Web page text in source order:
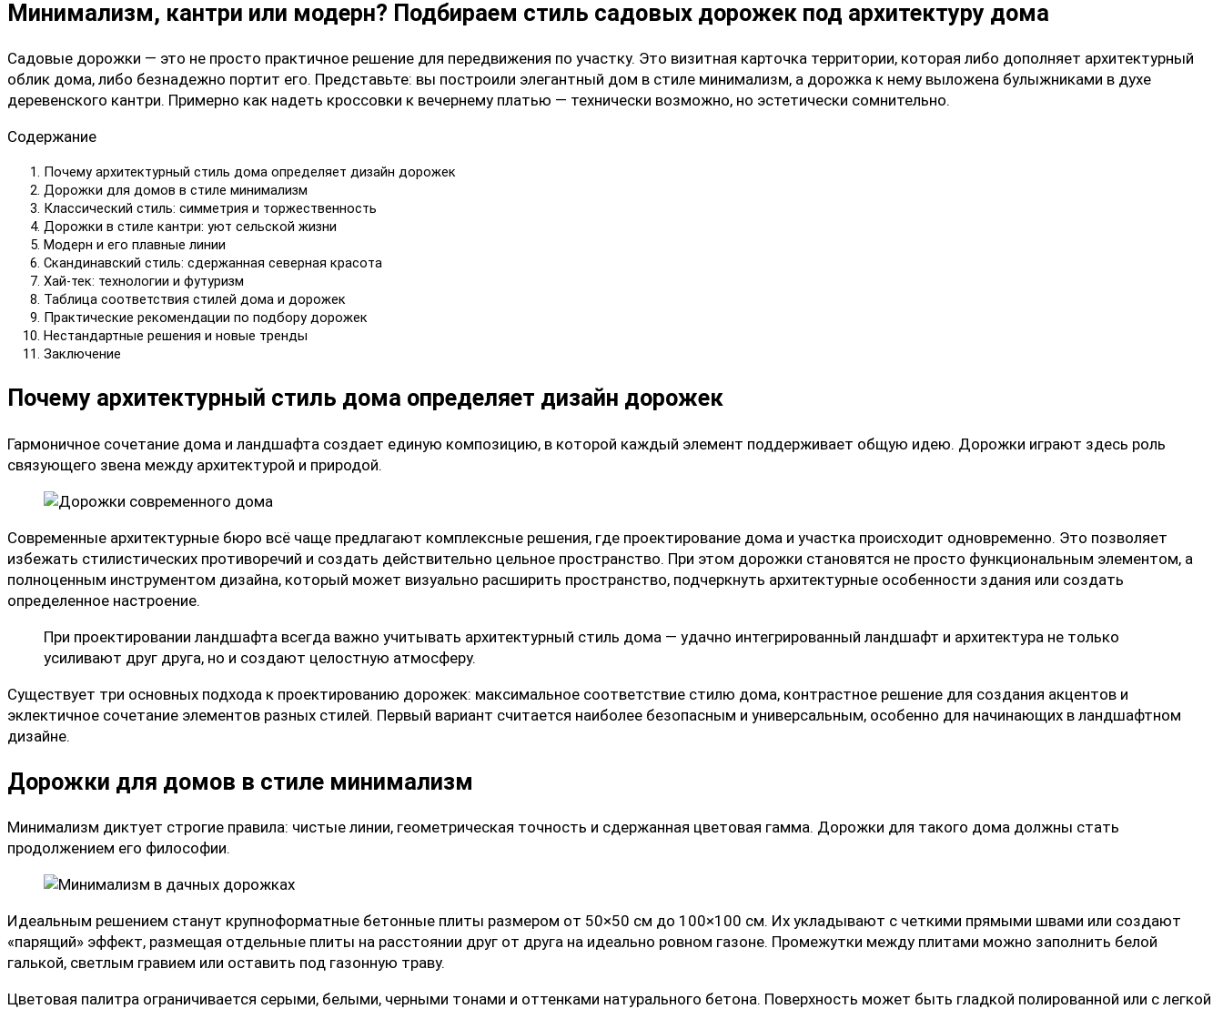
Минимализм, кантри или модерн? Подбираем стиль садовых дорожек под архитектуру дома
Садовые дорожки — это не просто практичное решение для передвижения по участку. Это визитная карточка территории, которая либо дополняет архитектурный
облик дома, либо безнадежно портит его. Представьте: вы построили элегантный дом в стиле минимализм, а дорожка к нему выложена булыжниками в духе
деревенского кантри. Примерно как надеть кроссовки к вечернему платью — технически возможно, но эстетически сомнительно.
Содержание
Почему архитектурный стиль дома определяет дизайн дорожек
Дорожки для домов в стиле минимализм
Классический стиль: симметрия и торжественность
Дорожки в стиле кантри: уют сельской жизни
Модерн и его плавные линии
Скандинавский стиль: сдержанная северная красота
Хай-тек: технологии и футуризм
Таблица соответствия стилей дома и дорожек
Практические рекомендации по подбору дорожек
Нестандартные решения и новые тренды
Заключение
Почему архитектурный стиль дома определяет дизайн дорожек
Гармоничное сочетание дома и ландшафта создает единую композицию, в которой каждый элемент поддерживает общую идею. Дорожки играют здесь роль
связующего звена между архитектурой и природой.
Современные архитектурные бюро всё чаще предлагают комплексные решения, где проектирование дома и участка происходит одновременно. Это позволяет
избежать стилистических противоречий и создать действительно цельное пространство. При этом дорожки становятся не просто функциональным элементом, а
полноценным инструментом дизайна, который может визуально расширить пространство, подчеркнуть архитектурные особенности здания или создать
определенное настроение.
При проектировании ландшафта всегда важно учитывать архитектурный стиль дома — удачно интегрированный ландшафт и архитектура не только
усиливают друг друга, но и создают целостную атмосферу.
Существует три основных подхода к проектированию дорожек: максимальное соответствие стилю дома, контрастное решение для создания акцентов и
эклектичное сочетание элементов разных стилей. Первый вариант считается наиболее безопасным и универсальным, особенно для начинающих в ландшафтном
дизайне.
Дорожки для домов в стиле минимализм
Минимализм диктует строгие правила: чистые линии, геометрическая точность и сдержанная цветовая гамма. Дорожки для такого дома должны стать
продолжением его философии.
Идеальным решением станут крупноформатные бетонные плиты размером от 50×50 см до 100×100 см. Их укладывают с четкими прямыми швами или создают
«парящий» эффект, размещая отдельные плиты на расстоянии друг от друга на идеально ровном газоне. Промежутки между плитами можно заполнить белой
галькой, светлым гравием или оставить под газонную траву.
Цветовая палитра ограничивается серыми, белыми, черными тонами и оттенками натурального бетона. Поверхность может быть гладкой полированной или с легкой